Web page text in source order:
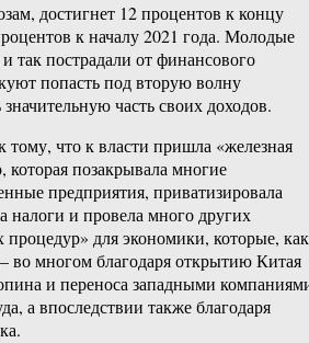
достигнет 12 процентов к концу
к началу 2021 года. Молодые
так пострадали от финансового
попасть под вторую волну
часть своих доходов.
тому, что к власти пришла «железная
которая позакрывала многие
предприятия, приватизировала
налоги и провела много других
для экономики, которые, как
во многом благодаря открытию Китая
и переноса западными
а впоследствии также благодаря